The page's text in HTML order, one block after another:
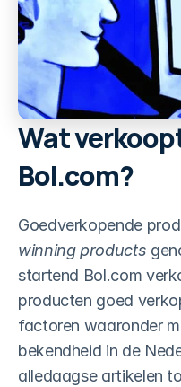
Review tracker
Altijd op de
QR generator
Fysiek reviews
Facturen
Pro-actief
Tools
Al je content
Wat
Bol.com?
winning products
startend Bol.com
producten goed
factoren waaronder
bekendheid in de
alledaagse artikelen